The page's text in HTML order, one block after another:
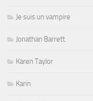
Je suis un vampire
Jonathan Barrett
Karen Taylor
Karin